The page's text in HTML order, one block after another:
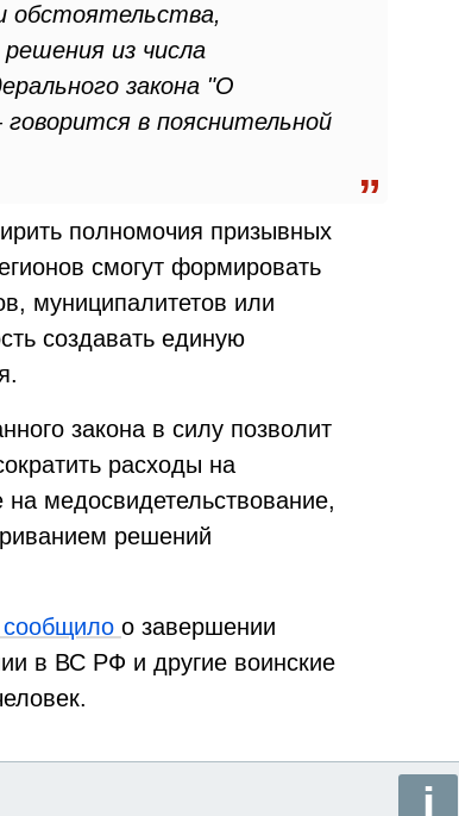
обстоятельства,
из числа
закона "О
в пояснительной
полномочия призывных
смогут формировать
муниципалитетов или
создавать единую
закона в силу позволит
расходы на
медосвидетельствование,
решений
сообщило о завершении
в ВС РФ и другие воинские